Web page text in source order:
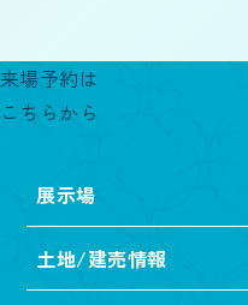
来場予約は
こちらから
展示場
土地/建売情報